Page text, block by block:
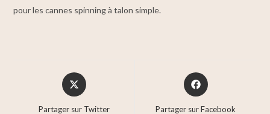
pour les cannes spinning à talon simple.
Partager sur Twitter Partager sur Facebook